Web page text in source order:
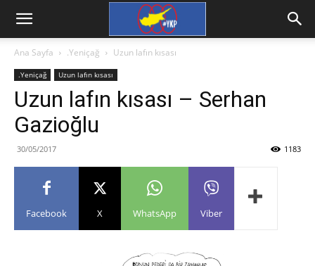
Ana Sayfa .Yeniçağ Uzun lafın kısası
.Yeniçağ Uzun lafın kısası
Uzun lafın kısası – Serhan
Gazioğlu
30/05/2017 1183
Facebook X WhatsApp Viber